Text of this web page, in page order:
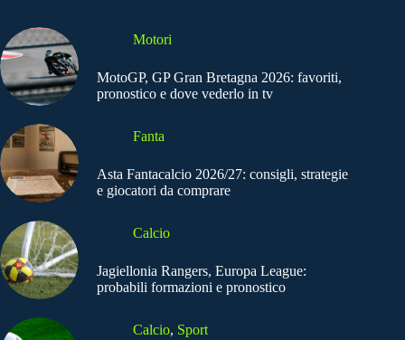
Motori
MotoGP, GP Gran Bretagna 2026: favoriti,
pronostico e dove vederlo in tv
Fanta
Asta Fantacalcio 2026/27: consigli, strategie
e giocatori da comprare
Calcio
Jagiellonia Rangers, Europa League:
probabili formazioni e pronostico
Calcio, Sport